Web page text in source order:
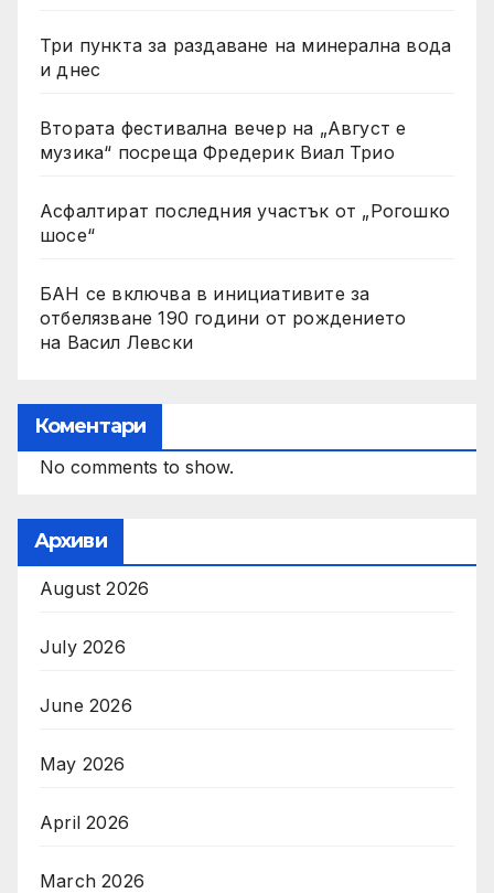
Три пункта за раздаване на минерална вода
и днес
Втората фестивална вечер на „Август е
музика“ посреща Фредерик Виал Трио
Асфалтират последния участък от „Рогошко
шосе“
БАН се включва в инициативите за
отбелязване 190 години от рождението
на Васил Левски
Коментари
No comments to show.
Архиви
August 2026
July 2026
June 2026
May 2026
April 2026
March 2026